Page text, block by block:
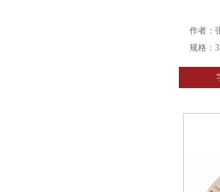
作者：
规格：